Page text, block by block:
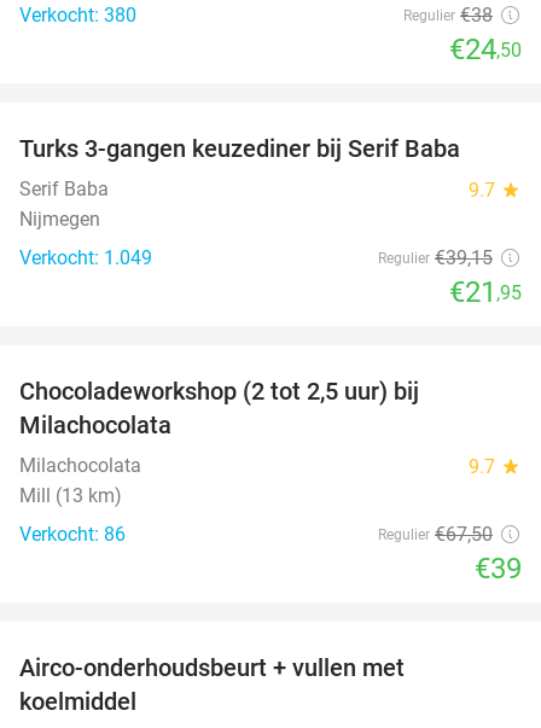
Verkocht: 380
Regulier €38
€24,50
Turks 3-gangen keuzediner bij Serif Baba
Serif Baba 9.7 star
Nijmegen
Verkocht: 1.049
Regulier €39,15
€21 ,95
Chocoladeworkshop (2 tot 2,5 uur) bij
Milachocolata
Milachocolata 9.7 star
Mill (13 km)
Verkocht: 86
Regulier €67,50
€39
Airco-onderhoudsbeurt + vullen met
koelmiddel